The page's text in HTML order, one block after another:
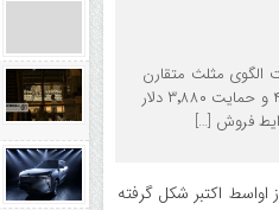
شکست الگوی مثلث متقارن
هستند. این الگو از اواسط اکتبر شکل گرفته و نشان‌دهنده فشردگی نوسانات بین مقاومت ۴٬۲۵۵ و حمایت ۳٬۸۸۰ دلار
از اواسط اکتبر شکل گرفته